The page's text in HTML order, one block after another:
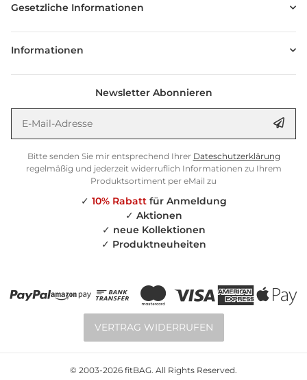
Gesetzliche Informationen
Informationen
Newsletter Abonnieren
Bitte senden Sie mir entsprechend Ihrer Dateschutzerklärung
regelmäßig und jederzeit widerruflich Informationen zu Ihrem
Produktsortiment per eMail zu
✓ 10% Rabattfür Anmeldung
✓ Aktionen
✓ neue Kollektionen
✓ Produktneuheiten
VERTRAG WIDERRUFEN
© 2003-2026 fitBAG. All Rights Reserved.